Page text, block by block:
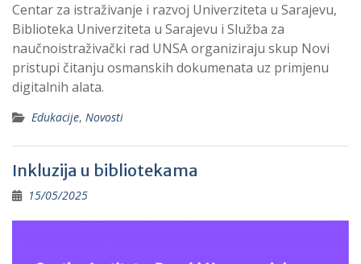
Centar za istraživanje i razvoj Univerziteta u Sarajevu,
Biblioteka Univerziteta u Sarajevu i Služba za
naučnoistraživački rad UNSA organiziraju skup Novi
pristupi čitanju osmanskih dokumenata uz primjenu
digitalnih alata.
Edukacije, Novosti
Inkluzija u bibliotekama
15/05/2025